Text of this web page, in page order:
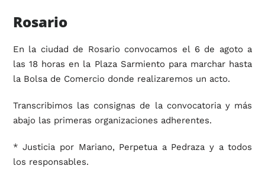
Rosario
En la ciudad de Rosario convocamos el 6 de agoto a
las 18 horas en la Plaza Sarmiento para marchar hasta
la Bolsa de Comercio donde realizaremos un acto.
Transcribimos las consignas de la convocatoria y más
abajo las primeras organizaciones adherentes.
* Justicia por Mariano, Perpetua a Pedraza y a todos
los responsables.